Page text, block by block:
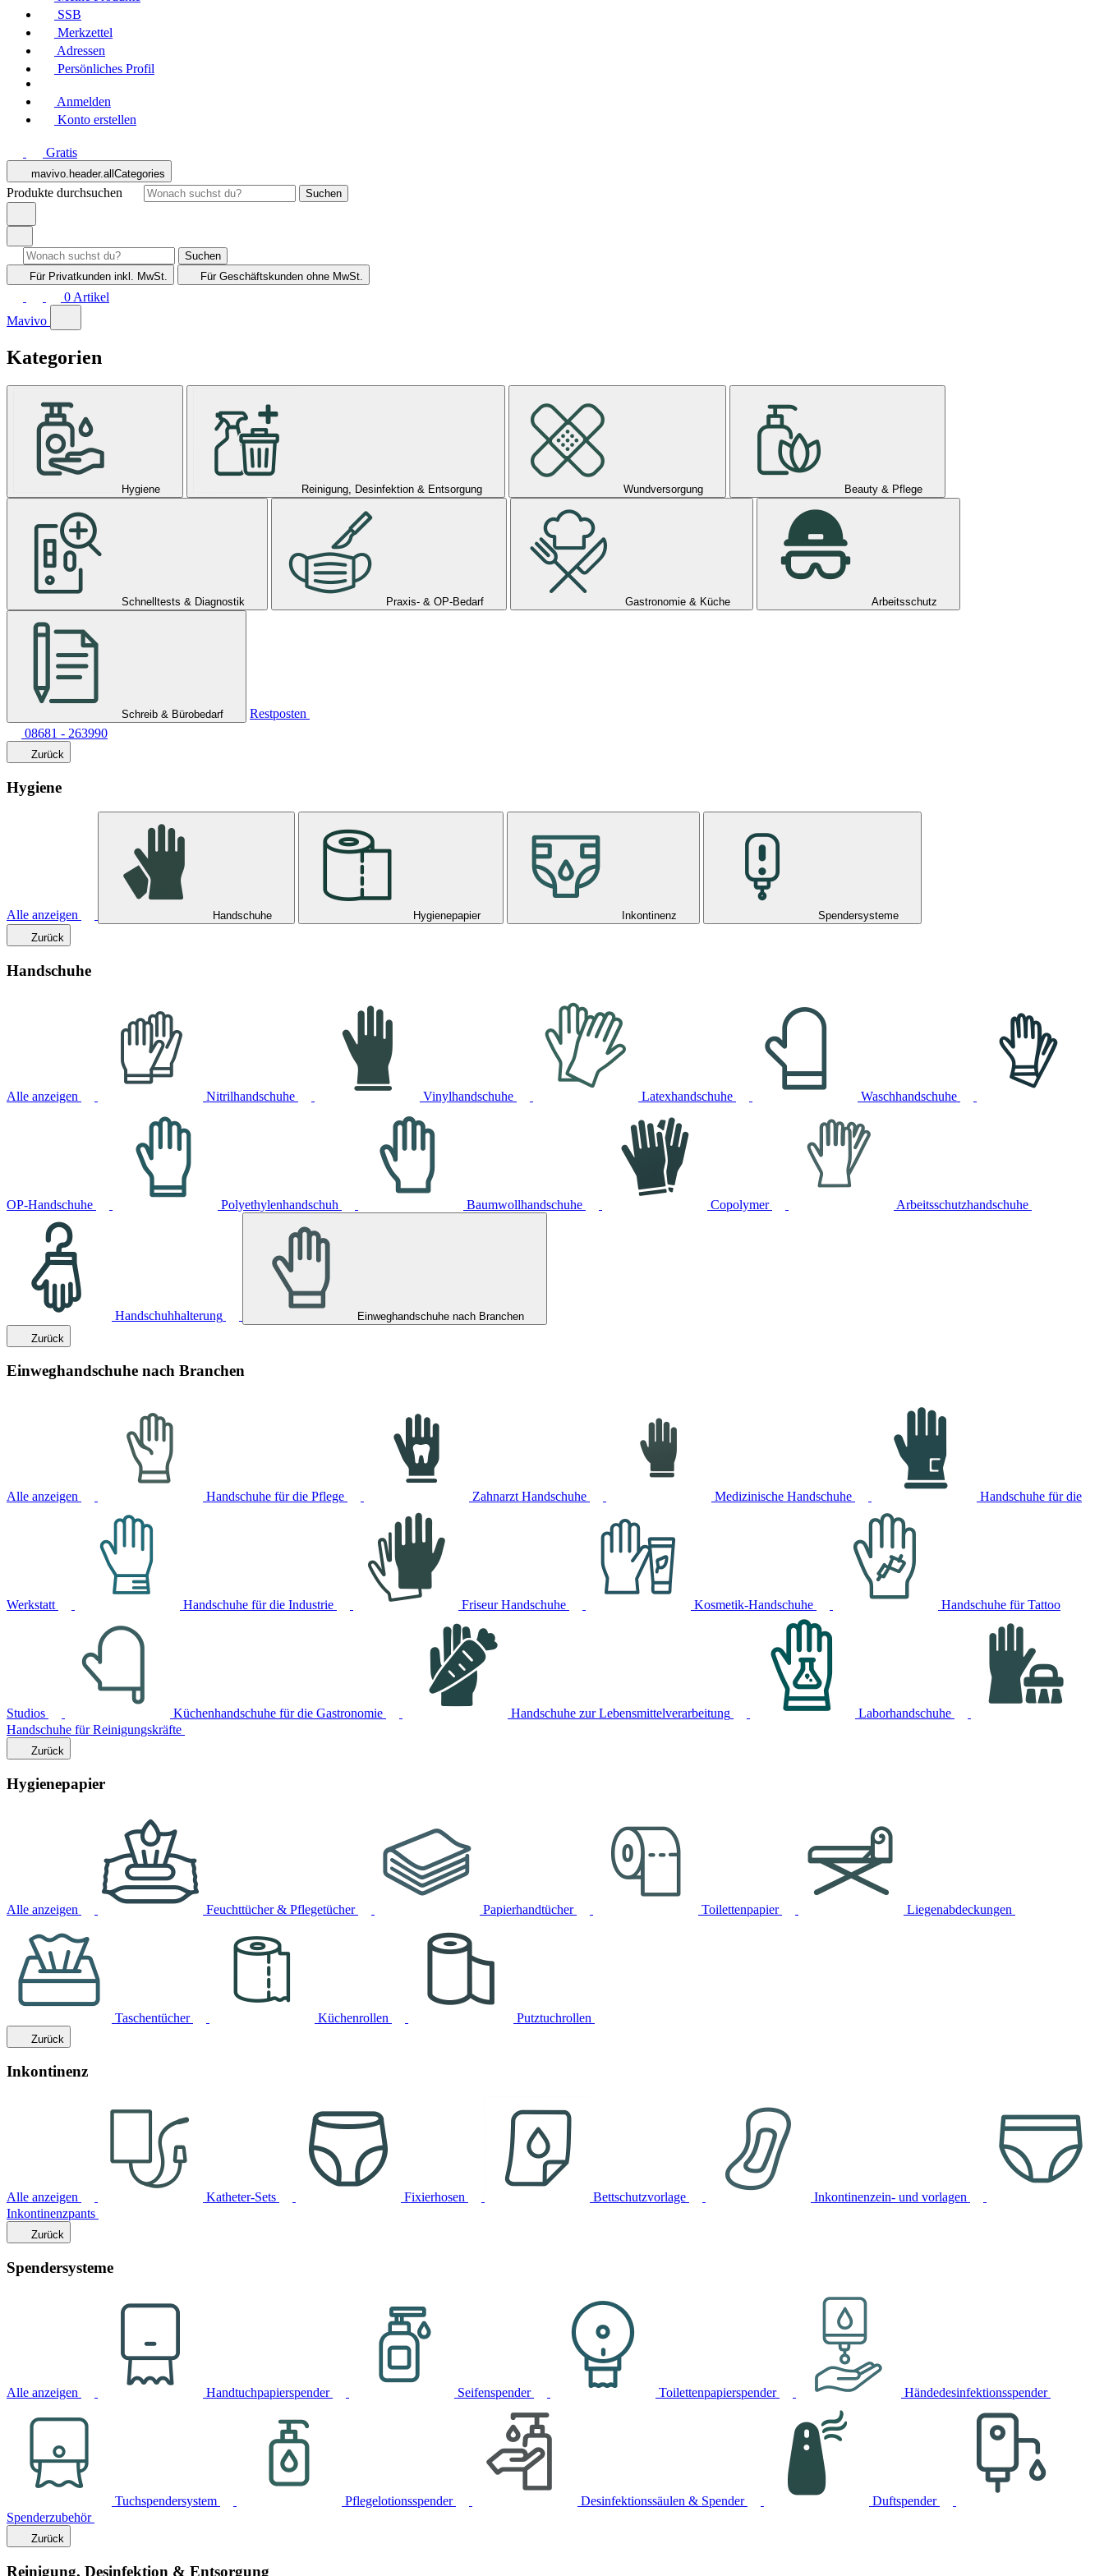
SSB
Merkzettel
Adressen
Persönliches Profil
Anmelden
Konto erstellen
Gratis
mavivo.header.allCategories
Produkte durchsuchen Suchen
Suchen
Für Privatkunden inkl. MwSt. Für Geschäftskunden ohne MwSt.
0 Artikel
Mavivo
Kategorien
Hygiene Reinigung, Desinfektion & Entsorgung Wundversorgung Beauty & Pflege
Schnelltests & Diagnostik Praxis- & OP-Bedarf Gastronomie & Küche Arbeitsschutz
Schreib & Bürobedarf
Restposten
08681 - 263990
Zurück
Hygiene
Alle anzeigen Handschuhe Hygienepapier Inkontinenz
Spendersysteme
Zurück
Handschuhe
Alle anzeigen Nitrilhandschuhe Vinylhandschuhe Latexhandschuhe Waschhandschuhe
OP-Handschuhe Polyethylenhandschuh Baumwollhandschuhe Copolymer Arbeitsschutzhandschuhe
Handschuhhalterung
Einweghandschuhe nach Branchen
Zurück
Einweghandschuhe nach Branchen
Alle anzeigen Handschuhe für die Pflege Zahnarzt Handschuhe Medizinische Handschuhe Handschuhe für die
Werkstatt Handschuhe für die Industrie Friseur Handschuhe Kosmetik-Handschuhe Handschuhe für Tattoo
Studios Küchenhandschuhe für die Gastronomie Handschuhe zur Lebensmittelverarbeitung
Laborhandschuhe
Handschuhe für Reinigungskräfte
Zurück
Hygienepapier
Alle anzeigen Feuchttücher & Pflegetücher Papierhandtücher Toilettenpapier Liegenabdeckungen
Taschentücher Küchenrollen Putztuchrollen
Zurück
Inkontinenz
Alle anzeigen Katheter-Sets Fixierhosen Bettschutzvorlage
Inkontinenzein- und vorlagen
Inkontinenzpants
Zurück
Spendersysteme
Alle anzeigen Handtuchpapierspender Seifenspender Toilettenpapierspender Händedesinfektionsspender
Tuchspendersystem Pflegelotionsspender Desinfektionssäulen & Spender
Duftspender
Spenderzubehör
Zurück
Reinigung, Desinfektion & Entsorgung